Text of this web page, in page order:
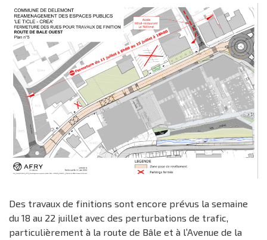
Des travaux de finitions sont encore prévus la semaine
du 18 au 22 juillet avec des perturbations de trafic,
particulièrement à la route de Bâle et à l’Avenue de la